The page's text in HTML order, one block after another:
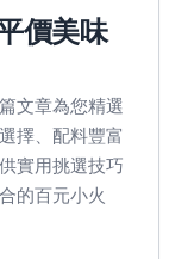
價美味
文章為您精選
擇、配料豐富
實用挑選技巧
的百元小火